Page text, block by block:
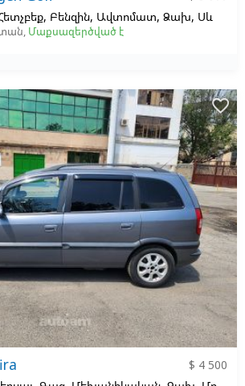
Բենզին, Ավտոմատ, Ձախ, Սև
, Մաքսազերծված է
$ 4 500
favorite_border